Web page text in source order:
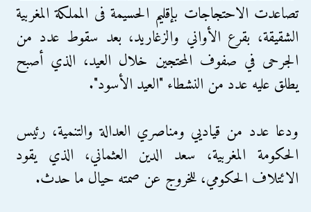
تصاعدت الاحتجاجات بإقليم الحسيمة فى المملكة المغربية
الشقيقة، بقرع الأواني والزغاريد، بعد سقوط عدد من
الجرحى في صفوف المحتجين خلال العيد، الذي أصبح
يطلق عليه عدد من النشطاء "العيد الأسود".
ودعا عدد من قياديي ومناصري العدالة والتنمية، رئيس
الحكومة المغربية، سعد الدين العثماني، الذي يقود
الائتلاف الحكومي، للخروج عن صمته حيال ما حدث.